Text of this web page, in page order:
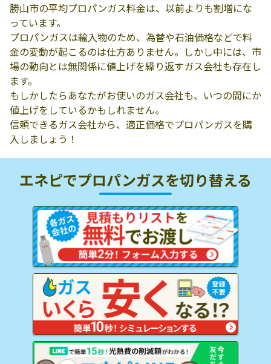
勝山市の平均プロパンガス料金は、以前よりも割増にな
っています。
プロパンガスは輸入物のため、為替や石油価格などで料
金の変動が起こるのは仕方ありません。しかし中には、市
場の動向とは無関係に値上げを繰り返すガス会社も存在し
ます。
もしかしたらあなたがお使いのガス会社も、いつの間にか
値上げをしているかもしれません。
信頼できるガス会社から、適正価格でプロパンガスを購
入しましょう！
エネピでプロパンガスを切り替える